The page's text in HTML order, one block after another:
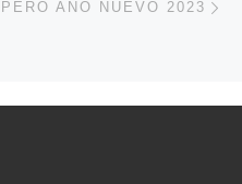
AÑO NUEVO 2023